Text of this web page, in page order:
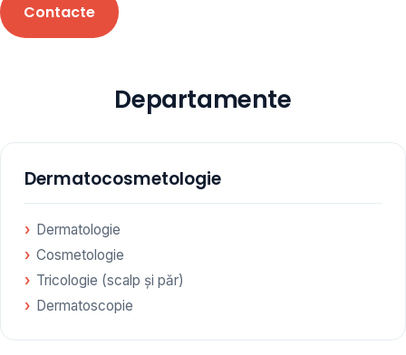
Programare
Contacte
Departamente
Dermatocosmetologie
Dermatologie
Cosmetologie
Tricologie (scalp și păr)
Dermatoscopie